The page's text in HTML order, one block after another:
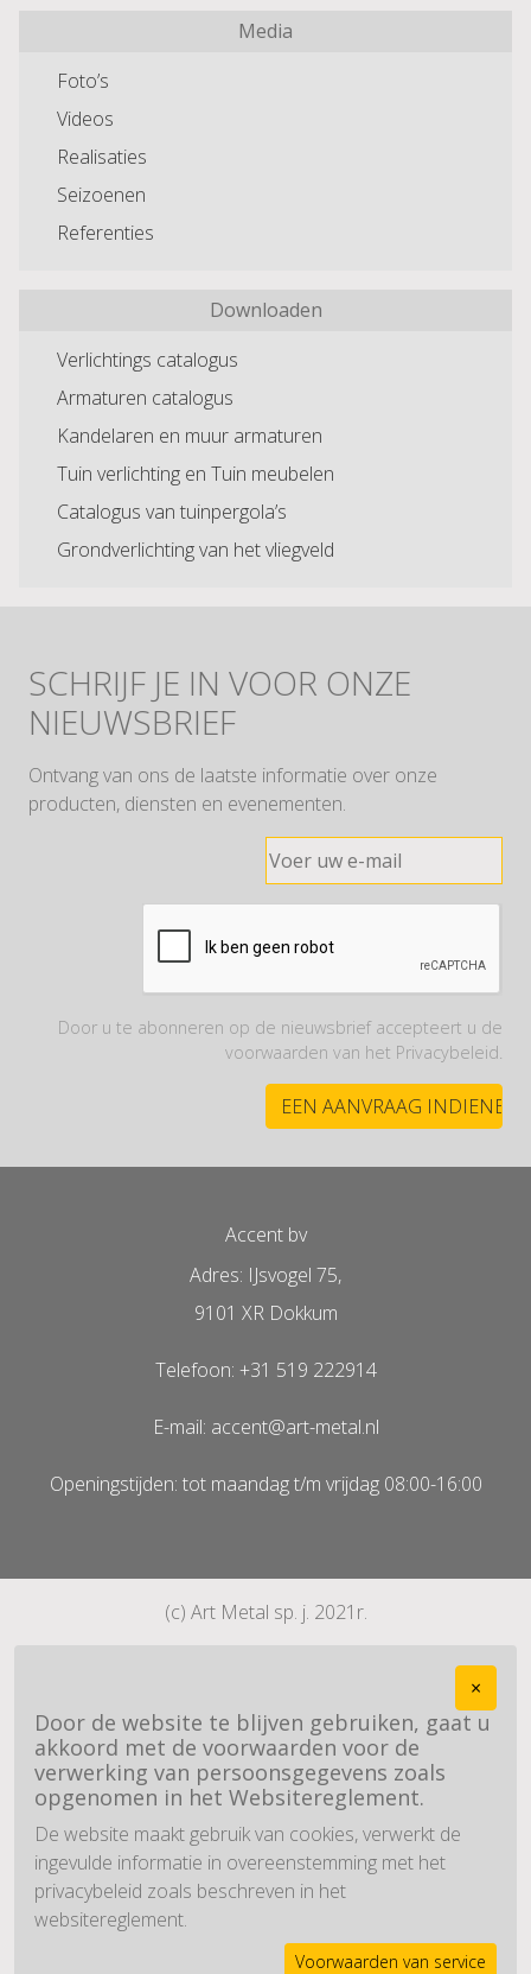
Media
Foto’s
Videos
Realisaties
Seizoenen
Referenties
Downloaden
Verlichtings catalogus
Armaturen catalogus
Kandelaren en muur armaturen
Tuin verlichting en Tuin meubelen
Catalogus van tuinpergola’s
Grondverlichting van het vliegveld
SCHRIJF JE IN VOOR ONZE
NIEUWSBRIEF
Ontvang van ons de laatste informatie over onze
producten, diensten en evenementen.
Door u te abonneren op de nieuwsbrief accepteert u de
voorwaarden van het Privacybeleid.
Accent bv
Adres: IJsvogel 75,
9101 XR Dokkum
Telefoon: +31 519 222914
E-mail: accent@art-metal.nl
Openingstijden: tot maandag t/m vrijdag 08:00-16:00
(c) Art Metal sp. j. 2021r.
×
Door de website te blijven gebruiken, gaat u
akkoord met de voorwaarden voor de
verwerking van persoonsgegevens zoals
opgenomen in het Websitereglement.
De website maakt gebruik van cookies, verwerkt de
ingevulde informatie in overeenstemming met het
privacybeleid zoals beschreven in het
websitereglement.
Voorwaarden van service